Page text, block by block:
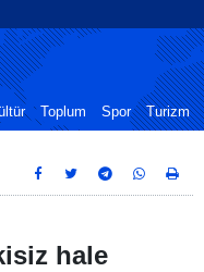
Toplum Spor Turizm
hale